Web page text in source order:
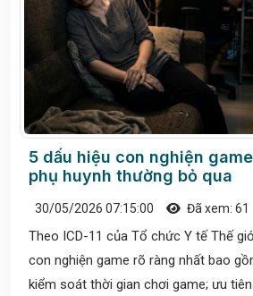
5 dấu hiệu con nghiện
phụ huynh thường bỏ qua
30/05/2026 07:15:00 Đã xem: 61
Theo ICD-11 của Tổ chức Y tế Thế
con nghiện game rõ ràng nhất bao
kiểm soát thời gian chơi game; ưu